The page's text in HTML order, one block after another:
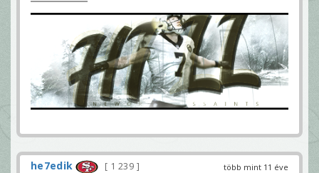
több mint 11 éve
he7edik 1 239